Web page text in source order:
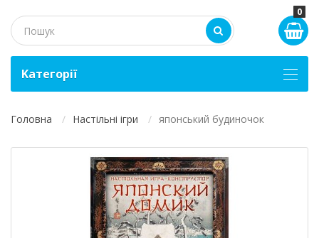
0
Kатегорії
Головна Настільні ігри японський будиночок